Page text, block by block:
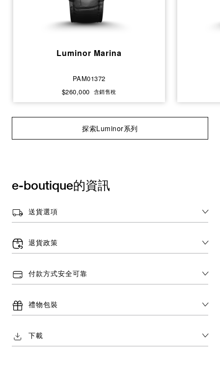
Luminor Marina
PAM01372
$260,000 含銷售稅
探索Luminor系列
e-boutique的資訊
送貨選項
退貨政策
付款方式安全可靠
禮物包裝
下載